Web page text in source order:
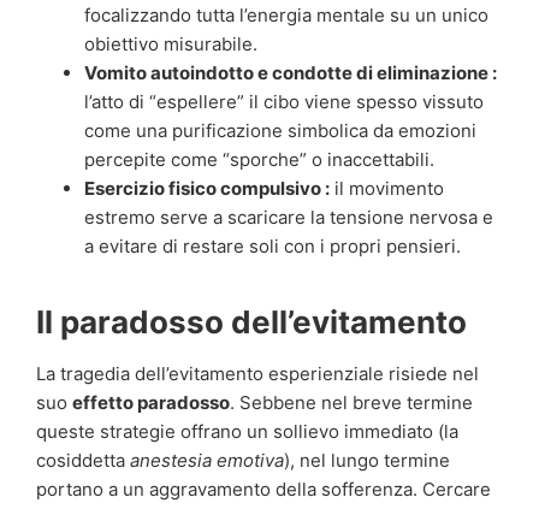
focalizzando tutta l’energia mentale su un unico
obiettivo misurabile.
Vomito autoindotto e condotte di eliminazione :
l’atto di “espellere” il cibo viene spesso vissuto
come una purificazione simbolica da emozioni
percepite come “sporche” o inaccettabili.
Esercizio fisico compulsivo : il movimento
estremo serve a scaricare la tensione nervosa e
a evitare di restare soli con i propri pensieri.
Il paradosso dell’evitamento
La tragedia dell’evitamento esperienziale risiede nel
suo effetto paradosso. Sebbene nel breve termine
queste strategie offrano un sollievo immediato (la
cosiddetta anestesia emotiva), nel lungo termine
portano a un aggravamento della sofferenza. Cercare